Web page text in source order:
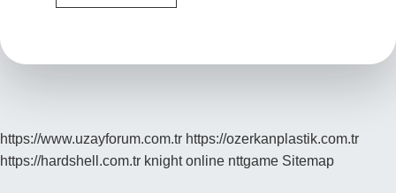
Iyi
https://www.uzayforum.com.tr https://ozerkanplastik.com.tr
https://hardshell.com.tr knight online nttgame Sitemap